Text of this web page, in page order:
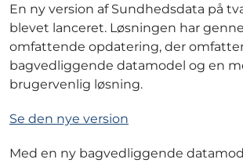
En ny version af Sundhedsdata på
blevet lanceret. Løsningen har
omfattende opdatering, der
bagvedliggende datamodel og en
brugervenlig løsning.
Se den nye version
Med en ny bagvedliggende